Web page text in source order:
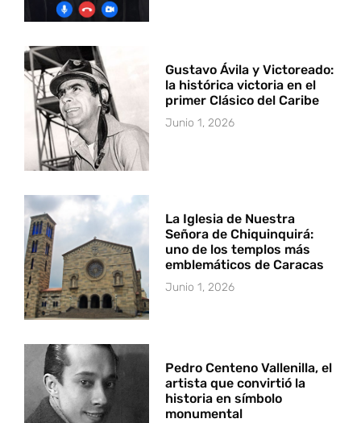
Gustavo Ávila y Victoreado:
la histórica victoria en el
primer Clásico del Caribe
Junio 1, 2026
La Iglesia de Nuestra
Señora de Chiquinquirá:
uno de los templos más
emblemáticos de Caracas
Junio 1, 2026
Pedro Centeno Vallenilla, el
artista que convirtió la
historia en símbolo
monumental